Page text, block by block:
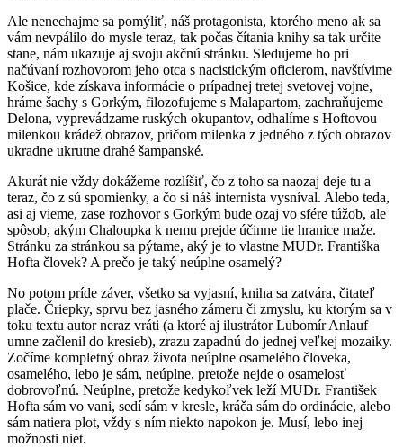
Ale nenechajme sa pomýliť, náš protagonista, ktorého meno ak sa
vám nevpálilo do mysle teraz, tak počas čítania knihy sa tak určite
stane, nám ukazuje aj svoju akčnú stránku. Sledujeme ho pri
načúvaní rozhovorom jeho otca s nacistickým oficierom, navštívime
Košice, kde získava informácie o prípadnej tretej svetovej vojne,
hráme šachy s Gorkým, filozofujeme s Malapartom, zachraňujeme
Delona, vyprevádzame ruských okupantov, odhalíme s Hoftovou
milenkou krádež obrazov, pričom milenka z jedného z tých obrazov
ukradne ukrutne drahé šampanské.
Akurát nie vždy dokážeme rozlíšiť, čo z toho sa naozaj deje tu a
teraz, čo z sú spomienky, a čo si náš internista vysníval. Alebo teda,
asi aj vieme, zase rozhovor s Gorkým bude ozaj vo sfére túžob, ale
spôsob, akým Chaloupka k nemu prejde účinne tie hranice maže.
Stránku za stránkou sa pýtame, aký je to vlastne MUDr. Františka
Hofta človek? A prečo je taký neúplne osamelý?
No potom príde záver, všetko sa vyjasní, kniha sa zatvára, čitateľ
plače. Čriepky, sprvu bez jasného zámeru či zmyslu, ku ktorým sa v
toku textu autor neraz vráti (a ktoré aj ilustrátor Lubomír Anlauf
umne začlenil do kresieb), zrazu zapadnú do jednej veľkej mozaiky.
Zočíme kompletný obraz života neúplne osamelého človeka,
osamelého, lebo je sám, neúplne, pretože nejde o osamelosť
dobrovoľnú. Neúplne, pretože kedykoľvek leží MUDr. František
Hofta sám vo vani, sedí sám v kresle, kráča sám do ordinácie, alebo
sám natiera plot, vždy s ním niekto napokon je. Musí, lebo inej
možnosti niet.